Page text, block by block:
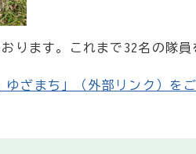
ります。これまで32名の隊
ざまち」（外部リンク）を